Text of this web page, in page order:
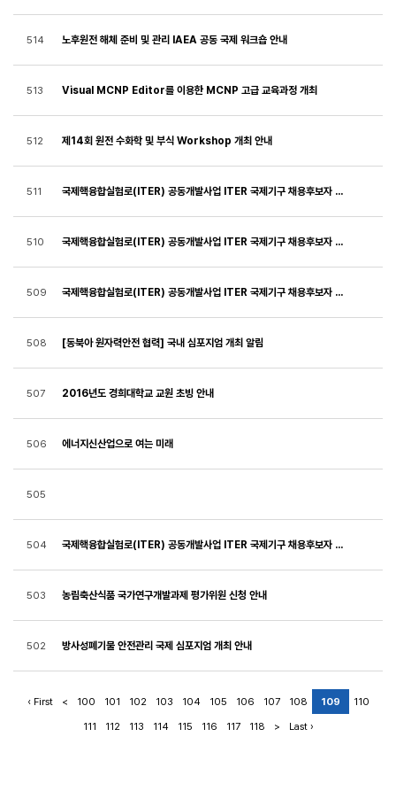
514 노후원전 해체 준비 및 관리 IAEA 공동 국제 워크숍 안내
513 Visual MCNP Editor를 이용한 MCNP 고급 교육과정 개최
512 제14회 원전 수화학 및 부식 Workshop 개최 안내
511 국제핵융합실험로(ITER) 공동개발사업 ITER 국제기구 채용후보자 모집 공고(QAA-002)
510 국제핵융합실험로(ITER) 공동개발사업 ITER 국제기구 채용후보자 모집 공고 (PED, TED, CIO 등 7개 지위)
509 국제핵융합실험로(ITER) 공동개발사업 ITER 국제기구 채용후보자 모집 공고 (Nuclear Analyst, Budget Officer)
508 [동북아 원자력안전 협력] 국내 심포지엄 개최 알림
507 2016년도 경희대학교 교원 초빙 안내
506 에너지신산업으로 여는 미래
505
504 국제핵융합실험로(ITER) 공동개발사업 ITER 국제기구 채용후보자 모집 공고
503 농림축산식품 국가연구개발과제 평가위원 신청 안내
502 방사성폐기물 안전관리 국제 심포지엄 개최 안내
‹ First < 100 101 102 103 104 105 106 107 108 109
110
111
112 113 114 115 116 117 118 > Last ›